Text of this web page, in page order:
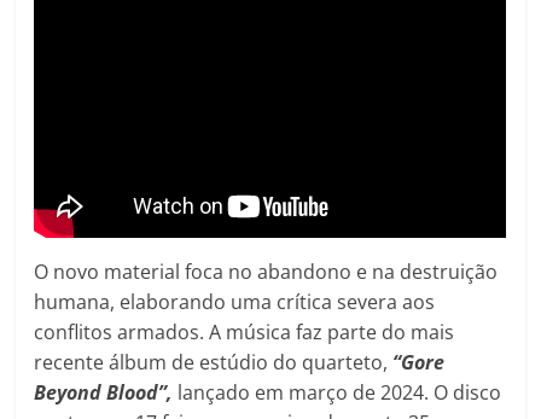
O novo material foca no abandono e na destruição
humana, elaborando uma crítica severa aos
conflitos armados. A música faz parte do mais
recente álbum de estúdio do quarteto, “Gore
Beyond Blood”, lançado em março de 2024. O disco